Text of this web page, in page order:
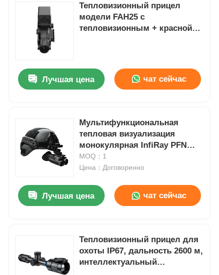
Продукция
О нас
Экскурсия по фабрике
Контакт с нами
Случаи
Запросить расценки
промышленные беспилотники
Тепловизионный прицел
модели FAH25 с
тепловизионным + красной
Лучшая цена чат сейчас
Мультифункциональная
тепловая визуализация
монокулярная InfiRay PFN
640+ V2 тепловая
монокулярная
MOQ：1
Цена：Договоренно
Лучшая цена чат сейчас
Тепловизионный прицел для
охоты IP67, дальность 2600 м,
интеллектуальный